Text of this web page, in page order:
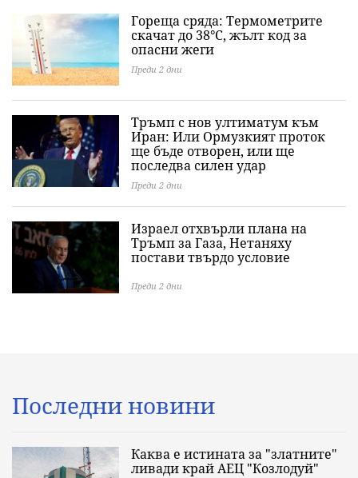
Гореща сряда: Термометрите
скачат до 38°C, жълт код за
опасни жеги
Преди 2 дни
Тръмп с нов ултиматум към
Иран: Или Ормузкият проток
ще бъде отворен, или ще
последва силен удар
Преди 2 дни
Израел отхвърли плана на
Тръмп за Газа, Нетаняху
постави твърдо условие
Преди 2 дни
Последни новини
Каква е истината за "златните"
ливади край АЕЦ "Козлодуй"